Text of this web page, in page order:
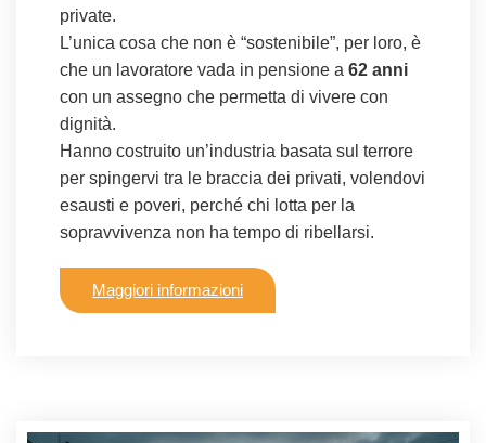
private.
L’unica cosa che non è “sostenibile”, per loro, è
che un lavoratore vada in pensione a 62 anni
con un assegno che permetta di vivere con
dignità.
Hanno costruito un’industria basata sul terrore
per spingervi tra le braccia dei privati, volendovi
esausti e poveri, perché chi lotta per la
sopravvivenza non ha tempo di ribellarsi.
Maggiori informazioni